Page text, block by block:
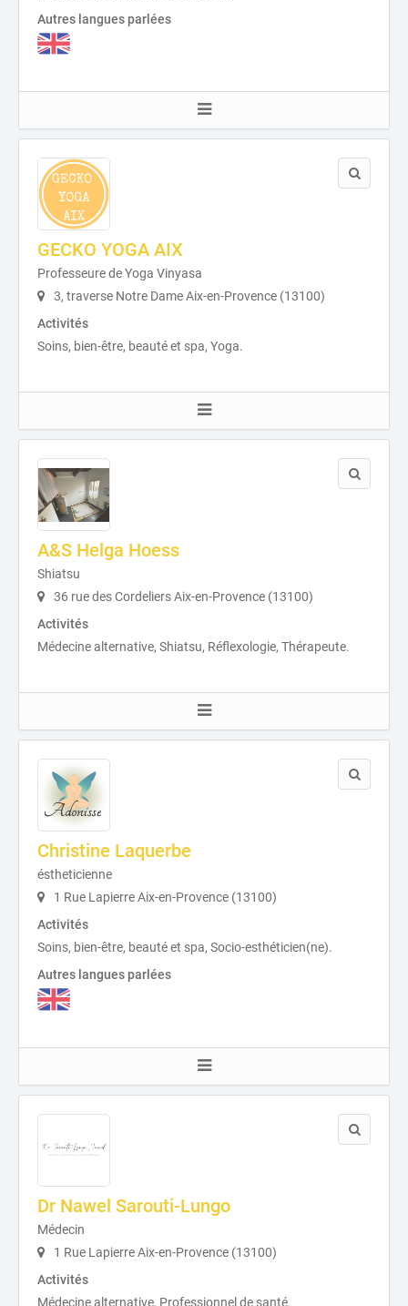
Autres langues parlées
GECKO YOGA AIX
Professeure de Yoga Vinyasa
3, traverse Notre Dame Aix-en-Provence (13100)
Activités
Soins, bien-être, beauté et spa, Yoga.
A&S Helga Hoess
Shiatsu
36 rue des Cordeliers Aix-en-Provence (13100)
Activités
Médecine alternative, Shiatsu, Réflexologie, Thérapeute.
Christine Laquerbe
éstheticienne
1 Rue Lapierre Aix-en-Provence (13100)
Activités
Soins, bien-être, beauté et spa, Socio-esthéticien(ne).
Autres langues parlées
Dr Nawel Sarouti-Lungo
Médecin
1 Rue Lapierre Aix-en-Provence (13100)
Activités
Médecine alternative, Professionnel de santé.